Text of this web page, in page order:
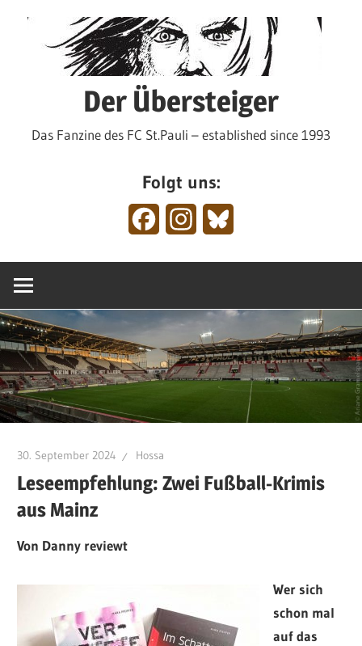
Der Übersteiger
Das Fanzine des FC St.Pauli – established since 1993
Folgt uns:
FacebookInstagram
30. September 2024 Hossa
Leseempfehlung: Zwei Fußball-Krimis
aus Mainz
Von Danny reviewt
Wer sich
schon mal
auf das